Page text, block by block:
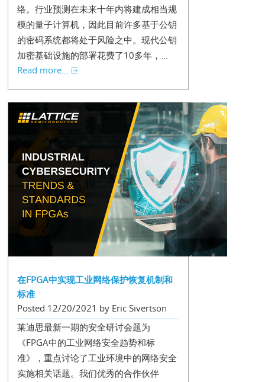
络。行业预测在未来十年内将建成相当规
模的量子计算机，因此目前许多基于公钥
的密码系统都将处于风险之中。现代公钥
加密基础设施的部署花费了10多年，...
Read more...
在FPGA中实现工业网络保护恢复机制和
标准
Posted 12/20/2021 by Eric Sivertson
莱迪思最新一期的安全研讨会题为
《FPGA中的工业网络安全趋势和标
准》，重点讨论了工业环境中的网络安全
实施相关话题。我们优秀的合作伙伴